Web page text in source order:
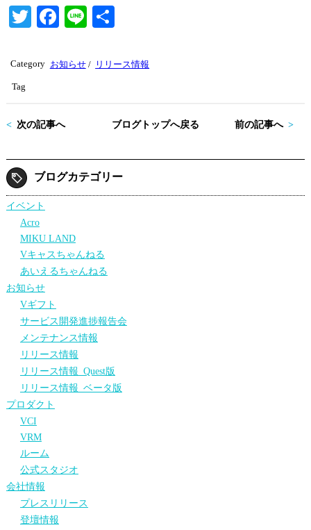
T
tte
Fa
bo
Li
Category お知らせ/ リリース情報
Tag
次の記事へ ブログトップへ戻る 前の記事へ
ブログカテゴリー
イベント
Acro
MIKU LAND
Vキャスちゃんねる
あいえるちゃんねる
お知らせ
Vギフト
サービス開発進捗報告会
メンテナンス情報
リリース情報
リリース情報_Quest版
リリース情報_ベータ版
プロダクト
VCI
VRM
ルーム
公式スタジオ
会社情報
プレスリリース
登壇情報